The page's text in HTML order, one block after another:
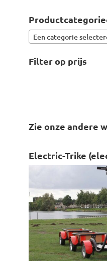
Een categorie
Filter op prijs
Zie onze andere
Electric-Trike